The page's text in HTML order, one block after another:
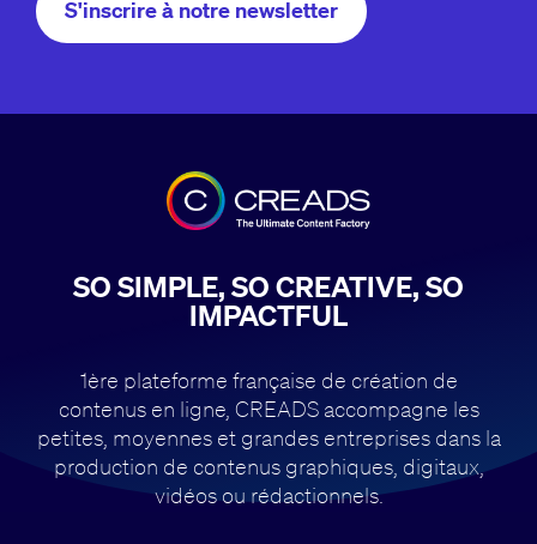
S'inscrire à notre newsletter
SO SIMPLE, SO CREATIVE, SO
IMPACTFUL
1ère plateforme française de création de
contenus en ligne, CREADS accompagne les
petites, moyennes et grandes entreprises dans la
production de contenus graphiques, digitaux,
vidéos ou rédactionnels.